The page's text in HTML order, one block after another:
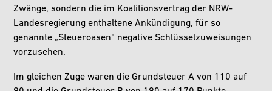
Zwänge, sondern die im Koalitionsvertrag der NRW-
Landesregierung enthaltene Ankündigung, für so
genannte „Steueroasen“ negative Schlüsselzuweisungen
vorzusehen.
Im gleichen Zuge waren die Grundsteuer A von 110 auf